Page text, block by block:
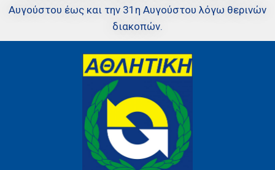
Αυγούστου έως και την 31η Αυγούστου λόγω θερινών
διακοπών.